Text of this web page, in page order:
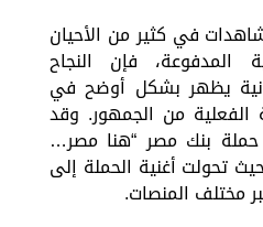
في كثير من الأحيان
المدفوعة، فإن النجاح
يظهر بشكل أوضح في
الفعلية من الجمهور. وقد
بنك مصر “هنا مصر…
تحولت أغنية الحملة إلى
مختلف المنصات.